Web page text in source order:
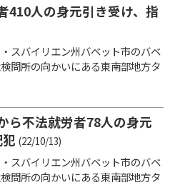
410人の身元引き受け、指
スバイリエン州バベット市のバベ
問所の向かいにある東南部地方タ
ら不法就労者78人の身元
(22/10/13)
スバイリエン州バベット市のバベ
問所の向かいにある東南部地方タ